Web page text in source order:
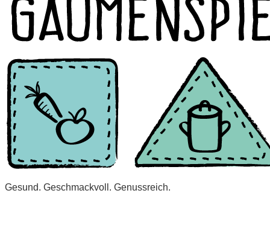
Gesund. Geschmackvoll. Genussreich.